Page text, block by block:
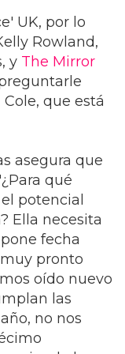
UK, por lo
Rowland,
y The Mirror
que está
asegura que
qué
potencial
Ella necesita
fecha
pronto
oído nuevo
las
no nos